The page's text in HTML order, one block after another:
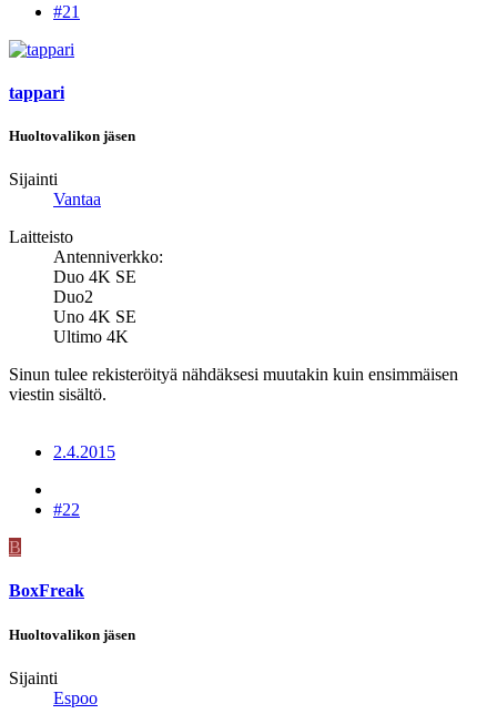
#21
tappari
Huoltovalikon jäsen
Sijainti
Vantaa
Laitteisto
Antenniverkko:
Duo 4K SE
Duo2
Uno 4K SE
Ultimo 4K
Sinun tulee rekisteröityä nähdäksesi muutakin kuin ensimmäisen
viestin sisältö.
2.4.2015
#22
B
BoxFreak
Huoltovalikon jäsen
Sijainti
Espoo